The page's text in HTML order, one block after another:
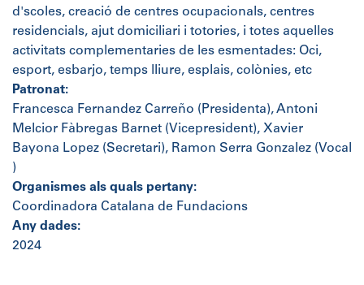
d'scoles, creació de centres ocupacionals, centres
residencials, ajut domiciliari i totories, i totes aquelles
activitats complementaries de les esmentades: Oci,
esport, esbarjo, temps lliure, esplais, colònies, etc
Patronat:
Francesca Fernandez Carreño (Presidenta), Antoni
Melcior Fàbregas Barnet (Vicepresident), Xavier
Bayona Lopez (Secretari), Ramon Serra Gonzalez (Vocal
)
Organismes als quals pertany:
Coordinadora Catalana de Fundacions
Any dades:
2024